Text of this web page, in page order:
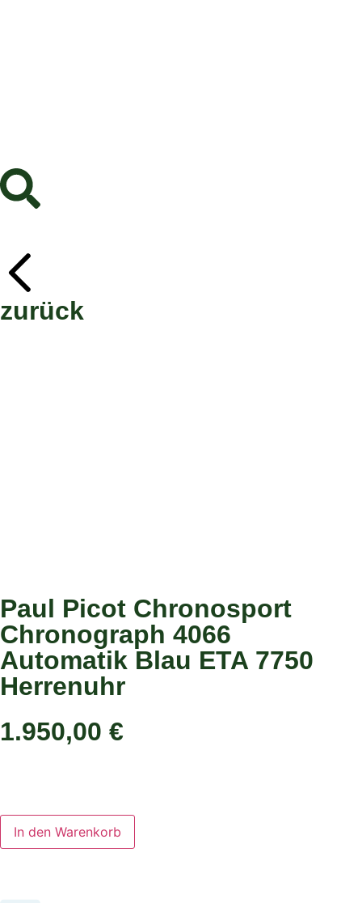
zurück
Paul Picot Chronosport
Chronograph 4066
Automatik Blau ETA 7750
Herrenuhr
1.950,00 €
In den Warenkorb